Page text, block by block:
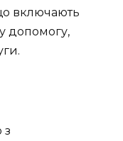
включають
допомогу,
з